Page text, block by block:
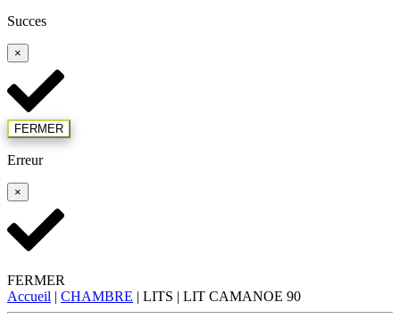
Succes
×
FERMER
Erreur
×
FERMER
Accueil | CHAMBRE | LITS | LIT CAMANOE 90